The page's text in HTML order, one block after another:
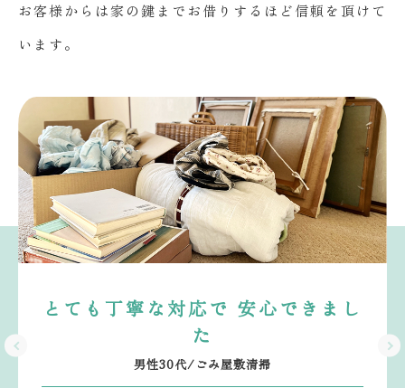
お客様からは家の鍵までお借りするほど信頼を頂けて
います。
とても丁寧な対応で 安心できまし
た
男性30代/ごみ屋敷清掃